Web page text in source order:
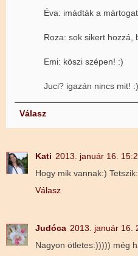
Éva: imádták a
Roza: sok sikert hozzá,
Emi: köszi szépen! :)
Juci? igazán nincs mit!
Válasz
Kati 2013. január 16.
Hogy mik vannak:)
Válasz
Judóca 2013. január 16.
Nagyon ötletes:))))) még